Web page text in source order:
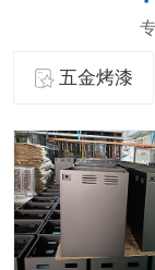
五金烤漆